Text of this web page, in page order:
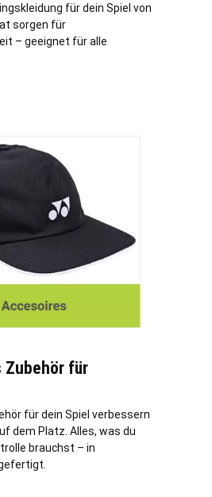
für dein Spiel von
sorgen für
– geeignet für alle
Zubehör für
für dein Spiel verbessern
dem Platz. Alles, was du
brauchst – in